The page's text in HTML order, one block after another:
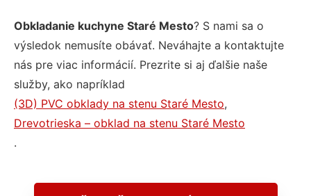
Obkladanie kuchyne Staré Mesto? S nami sa o
výsledok nemusíte obávať. Neváhajte a kontaktujte
nás pre viac informácií. Prezrite si aj ďalšie naše
služby, ako napríklad
(3D) PVC obklady na stenu Staré Mesto,
Drevotrieska – obklad na stenu Staré Mesto
.